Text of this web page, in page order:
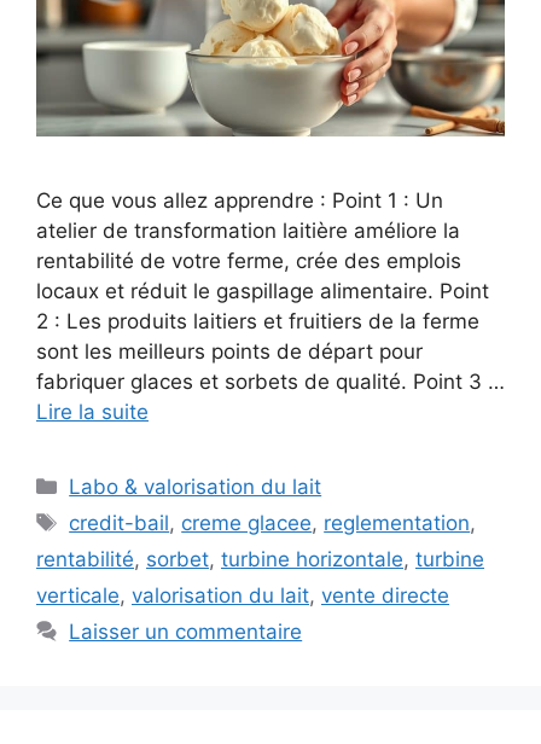
Ce que vous allez apprendre : Point 1 : Un
atelier de transformation laitière améliore la
rentabilité de votre ferme, crée des emplois
locaux et réduit le gaspillage alimentaire. Point
2 : Les produits laitiers et fruitiers de la ferme
sont les meilleurs points de départ pour
fabriquer glaces et sorbets de qualité. Point 3 …
Lire la suite
Catégories
Labo & valorisation du lait
Étiquettes
credit-bail, creme glacee, reglementation,
rentabilité, sorbet, turbine horizontale, turbine
verticale, valorisation du lait, vente directe
Laisser un commentaire